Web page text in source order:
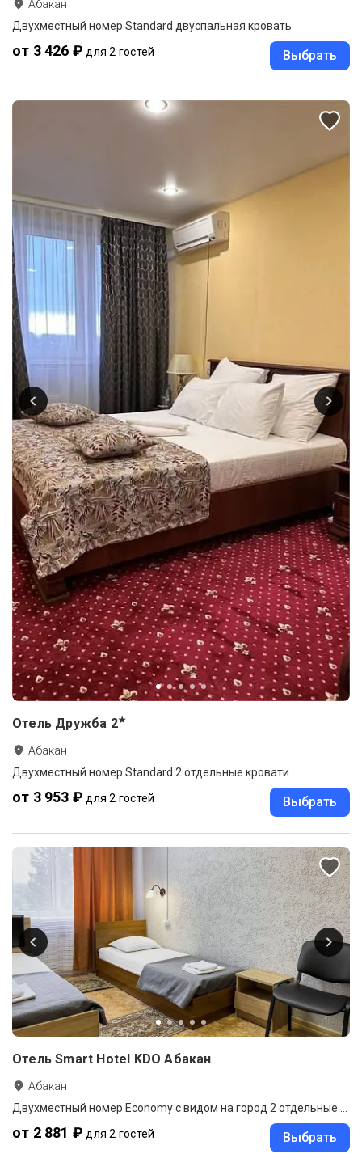
Абакан
Двухместный номер Standard двуспальная кровать
от 3 426 ₽ для 2 гостей Выбрать
Отель Дружба 2★
Абакан
Двухместный номер Standard 2 отдельные кровати
от 3 953 ₽ для 2 гостей Выбрать
Отель Smart Hotel KDO Абакан
Абакан
от 2 881 ₽ для 2 гостей Выбрать